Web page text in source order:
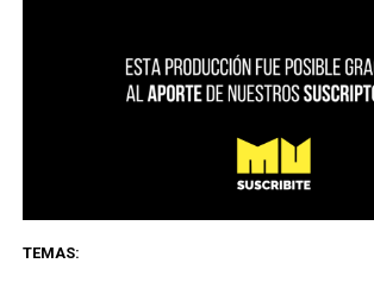
TEMAS: